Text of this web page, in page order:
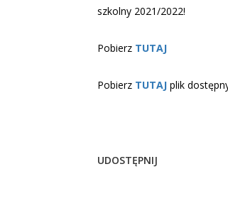
szkolny 2021/2022!
Pobierz TUTAJ
Pobierz TUTAJ plik
UDOSTĘPNIJ